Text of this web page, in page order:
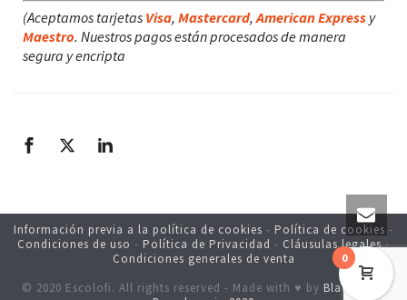
(Aceptamos tarjetas Visa, Mastercard,American Express y
Maestro. Nuestros pagos están procesados de manera
segura y encripta
Información previa a la política de cookies - Política de cookies -
Condiciones de uso - Política de Privacidad - Cláusulas legales-
Condiciones generales de venta
© 2020 Escolofi. All rights reserved - Made with ♥ by Blackstone
0